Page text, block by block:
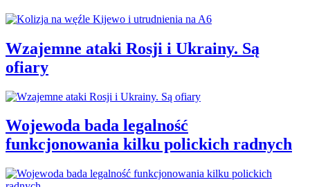
Wzajemne ataki Rosji i Ukrainy. Są
ofiary
Wojewoda bada legalność
funkcjonowania kilku polickich radnych